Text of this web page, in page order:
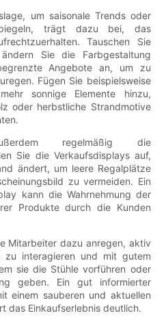
um saisonale Trends oder
trägt dazu bei, das
Tauschen Sie
Sie die Farbgestaltung
Angebote an, um zu
Fügen Sie beispielsweise
sonnige Elemente hinzu,
oder herbstliche Strandmotive
regelmäßig die
Sie die Verkaufsdisplays auf,
ändert, um leere Regalplätze
zu vermeiden. Ein
kann die Wahrnehmung der
Produkte durch die Kunden
Mitarbeiter dazu anregen, aktiv
zu interagieren und mit gutem
sie die Stühle vorführen oder
geben. Ein gut informierter
einem sauberen und aktuellen
das Einkaufserlebnis deutlich.